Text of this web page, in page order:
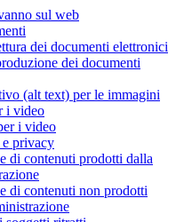
sul web
dei documenti elettronici
dei documenti
(alt text) per le immagini
i video
i video
e privacy
di contenuti prodotti dalla
di contenuti non prodotti